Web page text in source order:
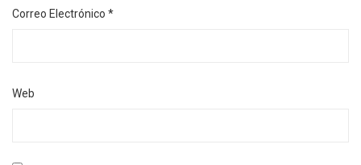
Correo Electrónico *
Web